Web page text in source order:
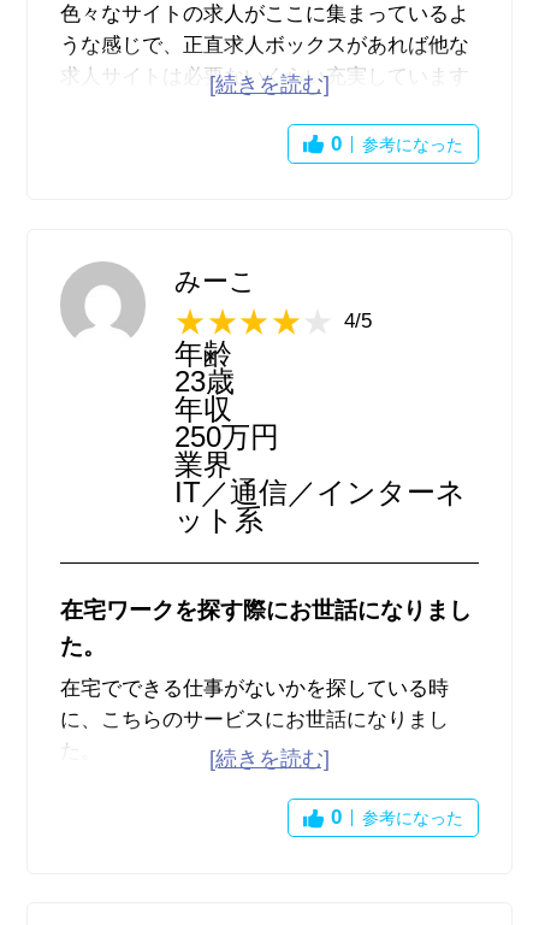
色々なサイトの求人がここに集まっているよ
うな感じで、正直求人ボックスがあれば他な
求人サイトは必要ないくらい充実しています
で、サクサク使えるのも個人的には大変お気
地方の田舎であっても求人がないということ
はほとんどなかったので、この求人の多さは
圧倒的だと思いました。
気になる求人があれば保存ができ、保存先一
覧にまとめることも可能でしたし、シンプル
なので大変使い勝手も良かったです。
0 参考になった
みーこ
4/5
年齢
23歳
年収
250万円
業界
IT／通信／インターネ
ット系
在宅ワークを探す際にお世話になりまし
た。
在宅でできる仕事がないかを探している時
に、こちらのサービスにお世話になりまし
た。
のサービスが上位の方に出てきます。
こちらで見れる求人数が多いので、色んな案
0 参考になった